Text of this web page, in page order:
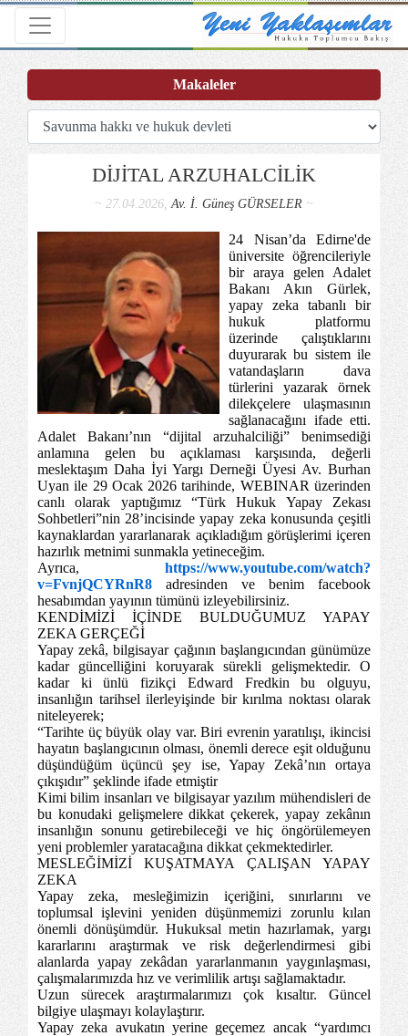
Toggle navigation
DİJİTAL ARZUHALCİLİK
~ 27.04.2026,Av. İ. Güneş GÜRSELER ~
24 Nisan’da Edirne'de
üniversite öğrencileriyle
bir araya gelen Adalet
Bakanı Akın Gürlek,
yapay zeka tabanlı bir
hukuk platformu
üzerinde çalıştıklarını
duyurarak bu sistem ile
vatandaşların dava
türlerini yazarak örnek
dilekçelere ulaşmasının
sağlanacağını ifade etti.
Adalet Bakanı’nın “dijital arzuhalciliği” benimsediği
anlamına gelen bu açıklaması karşısında, değerli
meslektaşım Daha İyi Yargı Derneği Üyesi Av. Burhan
Uyan ile 29 Ocak 2026 tarihinde, WEBINAR üzerinden
canlı olarak yaptığımız “Türk Hukuk Yapay Zekası
Sohbetleri”nin 28’incisinde yapay zeka konusunda çeşitli
kaynaklardan yararlanarak açıkladığım görüşlerimi içeren
hazırlık metnimi sunmakla yetineceğim.
Ayrıca, https://www.youtube.com/watch?
v=FvnjQCYRnR8 adresinden ve benim facebook
hesabımdan yayının tümünü izleyebilirsiniz.
KENDİMİZİ İÇİNDE BULDUĞUMUZ YAPAY
ZEKA GERÇEĞİ
Yapay zekâ, bilgisayar çağının başlangıcından günümüze
kadar güncelliğini koruyarak sürekli gelişmektedir. O
kadar ki ünlü fizikçi Edward Fredkin bu olguyu,
insanlığın tarihsel ilerleyişinde bir kırılma noktası olarak
niteleyerek;
“Tarihte üç büyük olay var. Biri evrenin yaratılışı, ikincisi
hayatın başlangıcının olması, önemli derece eşit olduğunu
düşündüğüm üçüncü şey ise, Yapay Zekâ’nın ortaya
çıkışıdır” şeklinde ifade etmiştir
Kimi bilim insanları ve bilgisayar yazılım mühendisleri de
bu konudaki gelişmelere dikkat çekerek, yapay zekânın
insanlığın sonunu getirebileceği ve hiç öngörülemeyen
yeni problemler yaratacağına dikkat çekmektedirler.
MESLEĞİMİZİ KUŞATMAYA ÇALIŞAN YAPAY
ZEKA
Yapay zeka, mesleğimizin içeriğini, sınırlarını ve
toplumsal işlevini yeniden düşünmemizi zorunlu kılan
önemli dönüşümdür. Hukuksal metin hazırlamak, yargı
kararlarını araştırmak ve risk değerlendirmesi gibi
alanlarda yapay zekâdan yararlanmanın yaygınlaşması,
çalışmalarımızda hız ve verimlilik artışı sağlamaktadır.
Uzun sürecek araştırmalarımızı çok kısaltır. Güncel
bilgiye ulaşmayı kolaylaştırır.
Yapay zeka avukatın yerine geçemez ancak “yardımcı
Makaleler